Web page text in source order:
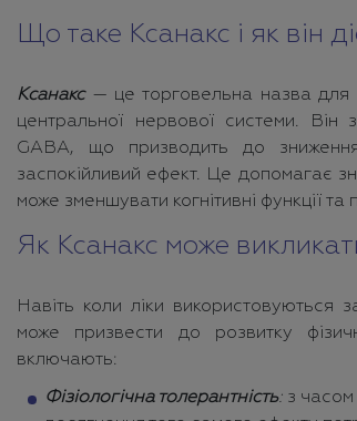
Що таке Ксанакс і як він
Ксанакс— це торговельна назва для
центральної нервової системи. Він
GABA, що призводить до зниження
заспокійливий ефект. Це допомагає
може зменшувати когнітивні функції та
Як Ксанакс може
Навіть коли ліки використовуються
може призвести до розвитку
включають:
Фізіологічна толерантність: з часом